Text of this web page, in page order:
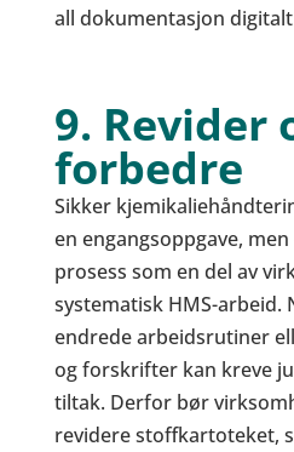
all dokumentasjon
9. Revider
forbedre
Sikker
en engangsoppgave,
prosess som en del av
systematisk HMS-arbeid.
endrede arbeidsrutiner
og forskrifter kan kreve
tiltak. Derfor bør
revidere stoffkartoteket,